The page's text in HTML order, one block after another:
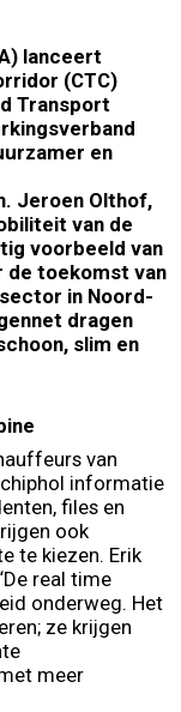
lanceert
(CTC)
Transport
en
Jeroen Olthof,
van de
voorbeeld van
de toekomst van
in Noord-
dragen
slim en
van
informatie
files en
ook
te kiezen. Erik
real time
onderweg. Het
ze krijgen
meer